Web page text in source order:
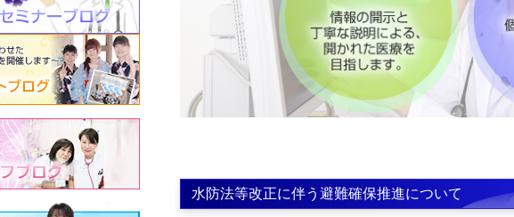
水防法等改正に伴う避難確保推進について